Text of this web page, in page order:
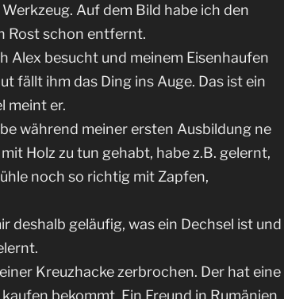
Auf dem Bild habe ich den
Rost schon entfernt.
Alex besucht und meinem Eisenhaufen
fällt ihm das Ding ins Auge. Das ist ein
meint er.
während meiner ersten Ausbildung ne
Holz zu tun gehabt, habe z.B. gelernt,
noch so richtig mit Zapfen,
deshalb geläufig, was ein Dechsel ist und
Kreuzhacke zerbrochen. Der hat eine
bekommt. Ein Freund in Rumänien